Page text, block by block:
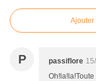
Ajouter
P passiflore